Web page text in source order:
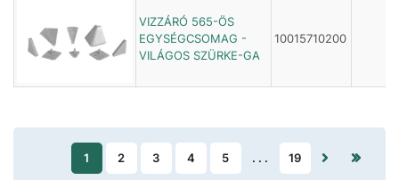
VIZZÁRÓ 565-ÖS
EGYSÉGCSOMAG -
VILÁGOS SZÜRKE-GA
10015710200
1 2 3 4 5 . . . 19